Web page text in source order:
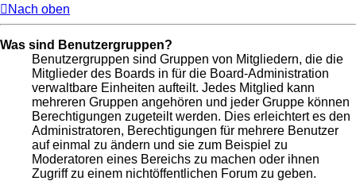
Nach oben
Was sind Benutzergruppen?
Benutzergruppen sind Gruppen von Mitgliedern, die die
Mitglieder des Boards in für die Board-Administration
verwaltbare Einheiten aufteilt. Jedes Mitglied kann
mehreren Gruppen angehören und jeder Gruppe können
Berechtigungen zugeteilt werden. Dies erleichtert es den
Administratoren, Berechtigungen für mehrere Benutzer
auf einmal zu ändern und sie zum Beispiel zu
Moderatoren eines Bereichs zu machen oder ihnen
Zugriff zu einem nichtöffentlichen Forum zu geben.